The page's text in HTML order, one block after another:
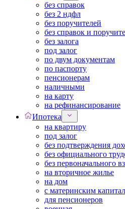
без справок
без 2 ндфл
без поручителей
без справок и
без залога
под залог
по двум документам
по паспорту
пенсионерам
наличными
на карту
на рефинансирование
Ипотека
на квартиру
под залог
без подтверждения
без официального
без первоначального
на вторичное жилье
на дом
с материнским
для пенсионеров